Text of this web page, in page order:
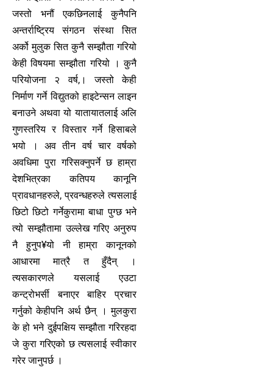
जस्तो भनौं एकछिनलाई कुनैपनि
अन्तर्राष्ट्रिय संगठन संस्था सित
अर्को मुलुक सित कुनै सम्झौता गरियो
केही विषयमा सम्झौता गरियो । कुनै
परियोजना २ वर्ष,। जस्तो केही
निर्माण गर्ने विद्युतको हाइटेन्सन लाइन
बनाउने अथवा यो यातायातलाई अलि
गुणस्तरिय र विस्तार गर्ने हिसाबले
भयो । अव तीन वर्ष चार वर्षको
अवधिमा पुरा गरिसक्नुपर्ने छ हाम्रा
देशभित्रका कतिपय कानूनि
प्रावधानहरुले, प्रवन्धहरुले त्यसलाई
छिटो छिटो गर्नेकुरामा बाधा पुग्छ भने
त्यो सम्झौतामा उल्लेख गरिए अनुरुप
नै हुनुप¥यो नी हाम्रा कानूनको
आधारमा मात्रै त हुँदैन् ।
त्यसकारणले यसलाई एउटा
कन्ट्रोभर्सी बनाएर बाहिर प्रचार
गर्नुको केहीपनि अर्थ छैन् । मुलकुरा
के हो भने दुईपक्षिय सम्झौता गरिरहदा
जे कुरा गरिएको छ त्यसलाई स्वीकार
गरेर जानुपर्छ ।